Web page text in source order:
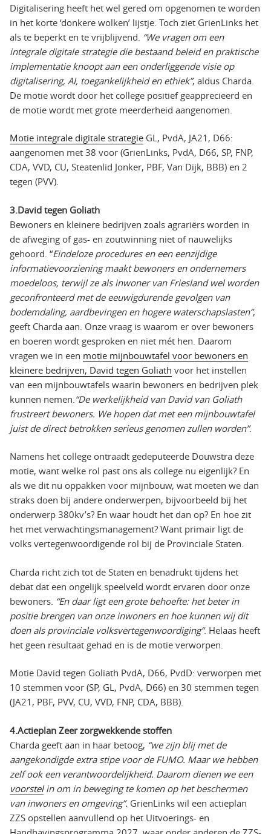
Digitalisering heeft het wel gered om opgenomen te worden
in het korte ‘donkere wolken’ lijstje. Toch ziet GrienLinks het
als te beperkt en te vrijblijvend. “We vragen om een
integrale digitale strategie die bestaand beleid en praktische
implementatie knoopt aan een onderliggende visie op
digitalisering, AI, toegankelijkheid en ethiek”, aldus Charda.
De motie wordt door het college positief geapprecieerd en
de motie wordt met grote meerderheid aangenomen.
Motie integrale digitale strategie GL, PvdA, JA21, D66:
aangenomen met 38 voor (GrienLinks, PvdA, D66, SP, FNP,
CDA, VVD, CU, Steatenlid Jonker, PBF, Van Dijk, BBB) en 2
tegen (PVV).
3.David tegen Goliath
Bewoners en kleinere bedrijven zoals agrariërs worden in
de afweging of gas- en zoutwinning niet of nauwelijks
gehoord. “Eindeloze procedures en een eenzijdige
informatievoorziening maakt bewoners en ondernemers
moedeloos, terwijl ze als inwoner van Friesland wel worden
geconfronteerd met de eeuwigdurende gevolgen van
bodemdaling, aardbevingen en hogere waterschapslasten”,
geeft Charda aan. Onze vraag is waarom er over bewoners
en boeren wordt gesproken en niet mét hen. Daarom
vragen we in een motie mijnbouwtafel voor bewoners en
kleinere bedrijven, David tegen Goliath voor het instellen
van een mijnbouwtafels waarin bewoners en bedrijven plek
kunnen nemen. “De werkelijkheid van David van Goliath
frustreert bewoners. We hopen dat met een mijnbouwtafel
juist de direct betrokken serieus genomen zullen worden”.
Namens het college ontraadt gedeputeerde Douwstra deze
motie, want welke rol past ons als college nu eigenlijk? En
als we dit nu oppakken voor mijnbouw, wat moeten we dan
straks doen bij andere onderwerpen, bijvoorbeeld bij het
onderwerp 380kv’s? En waar houdt het dan op? En hoe zit
het met verwachtingsmanagement? Want primair ligt de
volks vertegenwoordigende rol bij de Provinciale Staten.
Charda richt zich tot de Staten en benadrukt tijdens het
debat dat een ongelijk speelveld wordt ervaren door onze
bewoners. “En daar ligt een grote behoefte: het beter in
positie brengen van onze inwoners en hoe kunnen wij dit
doen als provinciale volksvertegenwoordiging”. Helaas heeft
het geen resultaat gehad en is de motie verworpen.
Motie David tegen Goliath PvdA, D66, PvdD: verworpen met
10 stemmen voor (SP, GL, PvdA, D66) en 30 stemmen tegen
(JA21, PBF, PVV, CU, VVD, FNP, CDA, BBB).
4.Actieplan Zeer zorgwekkende stoffen
Charda geeft aan in haar betoog, “we zijn blij met de
aangekondigde extra stipe voor de FUMO. Maar we hebben
zelf ook een verantwoordelijkheid. Daarom dienen we een
voorstelin om in beweging te komen op het beschermen
van inwoners en omgeving”. GrienLinks wil een actieplan
ZZS opstellen aanvullend op het Uitvoerings- en